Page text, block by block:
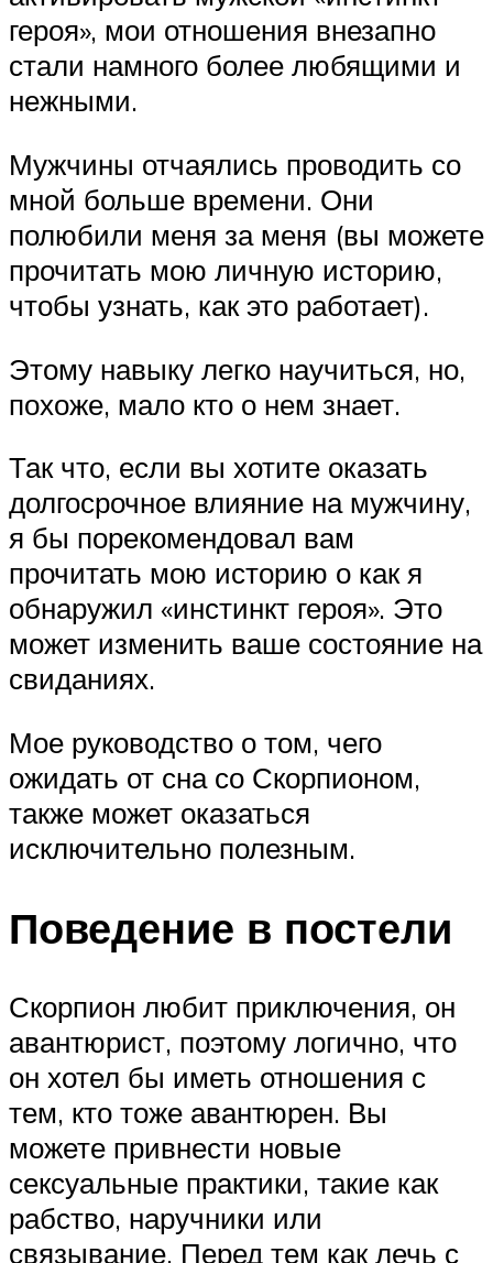
героя», мои отношения внезапно
стали намного более любящими и
нежными.
Мужчины отчаялись проводить со
мной больше времени. Они
полюбили меня за меня (вы можете
прочитать мою личную историю,
чтобы узнать, как это работает).
Этому навыку легко научиться, но,
похоже, мало кто о нем знает.
Так что, если вы хотите оказать
долгосрочное влияние на мужчину,
я бы порекомендовал вам
прочитать мою историю о как я
обнаружил «инстинкт героя». Это
может изменить ваше состояние на
свиданиях.
Мое руководство о том, чего
ожидать от сна со Скорпионом,
также может оказаться
исключительно полезным.
Поведение в постели
Скорпион любит приключения, он
авантюрист, поэтому логично, что
он хотел бы иметь отношения с
тем, кто тоже авантюрен. Вы
можете привнести новые
сексуальные практики, такие как
рабство, наручники или
связывание. Перед тем как лечь с